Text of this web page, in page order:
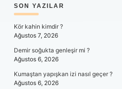
SIDEBAR
SON YAZILAR
Kör kahin kimdir ?
Ağustos 7, 2026
Demir soğukta genleşir mi ?
Ağustos 6, 2026
Kumaştan yapışkan izi nasıl geçer ?
Ağustos 6, 2026